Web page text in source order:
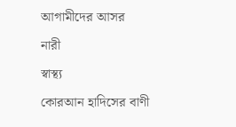
আগামীদের আসর
নারী
স্বাস্থ্য
কোরআন হাদিসের বাণী